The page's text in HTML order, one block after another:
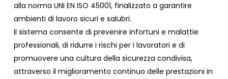
alla norma UNI EN ISO 45001, finalizzato a garantire
ambienti di lavoro sicuri e salubri.
Il sistema consente di prevenire infortuni e malattie
professionali, di ridurre i rischi per i lavoratori e di
promuovere una cultura della sicurezza condivisa,
attraverso il miglioramento continuo delle prestazioni in